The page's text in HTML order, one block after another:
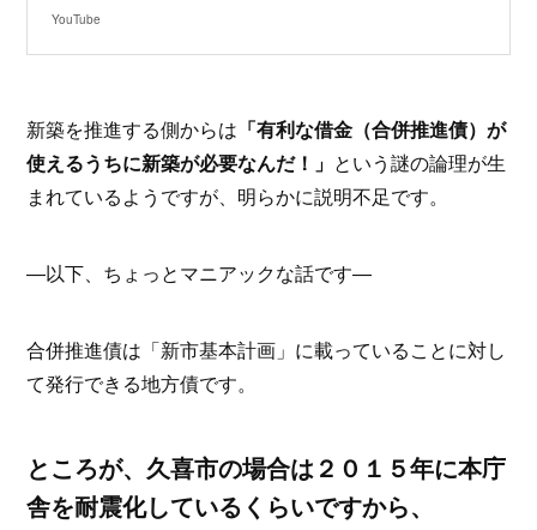
YouTube
新築を推進する側からは 「有利な借金（合併推進債）が
使えるうちに新築が必要なんだ！」 という謎の論理が生
まれているようですが、明らかに説明不足です。
―以下、ちょっとマニアックな話です―
合併推進債は「新市基本計画」に載っていることに対し
て発行できる地方債です。
ところが、久喜市の場合は２０１５年に本庁
舎を耐震化しているくらいですから、